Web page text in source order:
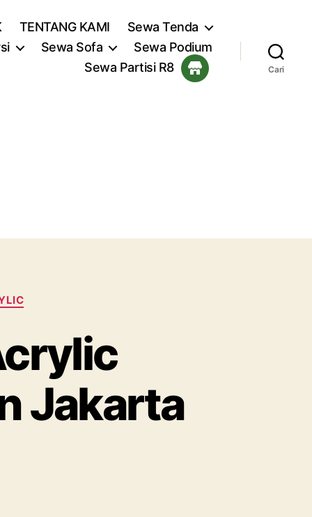
TENTANG KAMI
Sewa Tenda
Sewa Sofa
Sewa Podium
Sewa Partisi R8
Cari
Jakarta